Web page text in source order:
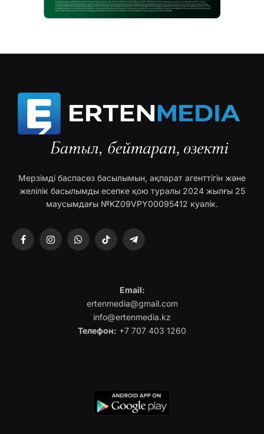
Мерзімді баспасөз басылымын, ақпарат агенттігін және
желілік басылымды есепке қою туралы 2024 жылғы 25
маусымдағы №KZ09VPY00095412 куәлік.
FacebookInstagramWhatsAppTikTok Telegram
Email:
ertenmedia@gmail.com
info@ertenmedia.kz
Телефон: +7 707 403 1260